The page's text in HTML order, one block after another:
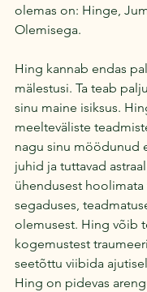
olemas on: Hinge,
Olemisega.
Hing kannab endas
mälestusi. Ta teab
sinu maine isiksus.
meelteväliste
nagu sinu möödunud
juhid ja tuttavad
ühendusest
segaduses,
olemusest. Hing võib
kogemustest
seetõttu viibida
Hing on pidevas